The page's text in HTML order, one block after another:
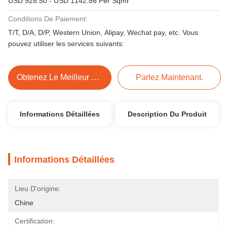
Conditions De Paiement:
T/T, D/A, D/P, Western Union, Alipay, Wechat pay, etc. Vous
pouvez utiliser les services suivants:
Obtenez Le Meilleur Prix Parlez Maintenant.
Informations Détaillées Description Du Produit
Informations Détaillées
Lieu D'origine:
Chine
Certification: